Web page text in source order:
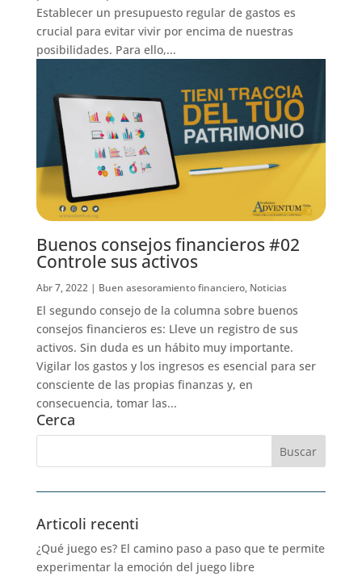
Establecer un presupuesto regular de gastos es
crucial para evitar vivir por encima de nuestras
posibilidades. Para ello,...
Buenos consejos financieros #02
Controle sus activos
Abr 7, 2022| Buen asesoramiento financiero, Noticias
El segundo consejo de la columna sobre buenos
consejos financieros es: Lleve un registro de sus
activos. Sin duda es un hábito muy importante.
Vigilar los gastos y los ingresos es esencial para ser
consciente de las propias finanzas y, en
consecuencia, tomar las...
Cerca
Articoli recenti
¿Qué juego es? El camino paso a paso que te permite
experimentar la emoción del juego libre